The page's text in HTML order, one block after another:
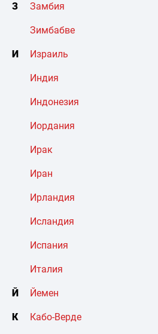
З Замбия
Зимбабве
И Израиль
Индия
Индонезия
Иордания
Ирак
Иран
Ирландия
Исландия
Испания
Италия
Й Йемен
К Кабо-Верде